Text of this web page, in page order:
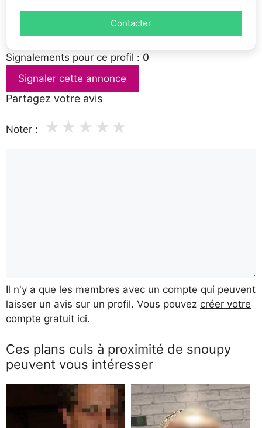
Contacter
Signalements pour ce profil : 0
Signaler cette annonce
Partagez votre avis
Noter : ★
★
★
★
★
Il n'y a que les membres avec un compte qui peuvent
laisser un avis sur un profil. Vous pouvez créer votre
compte gratuit ici.
Ces plans culs à proximité de snoupy
peuvent vous intéresser